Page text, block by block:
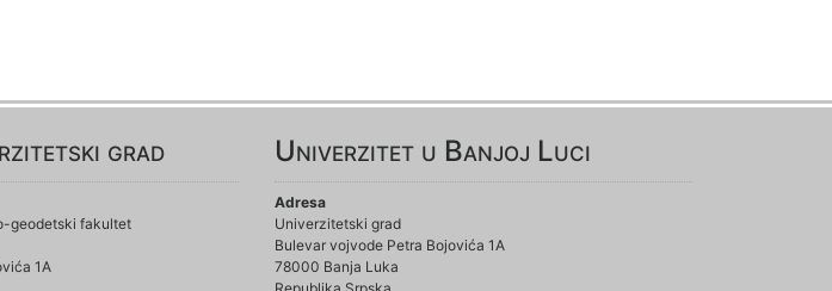
grad
geodetski fakultet
1A
Univerzitet u Banjoj Luci
Adresa
Univerzitetski grad
Bulevar vojvode Petra Bojovića 1A
78000 Banja Luka